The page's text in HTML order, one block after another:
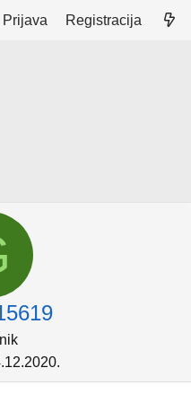
Prijava Registracija